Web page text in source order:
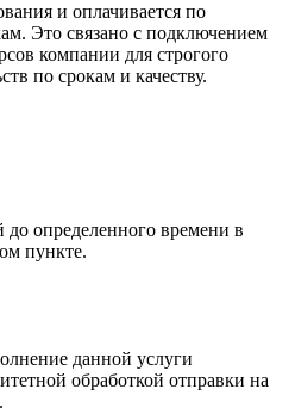
и оплачивается по
Это связано с подключением
компании для строгого
по срокам и качеству.
до определенного времени в
пункте.
данной услуги
обработкой отправки на